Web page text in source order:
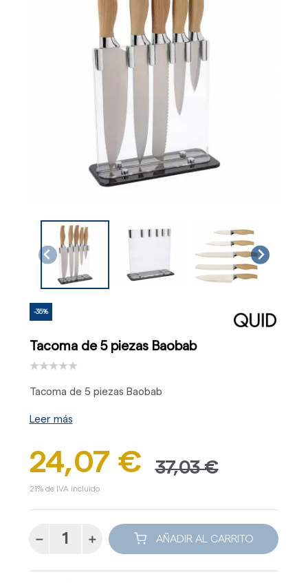
-35%
Tacoma de 5 piezas Baobab
Tacoma de 5 piezas Baobab
Leer más
24,07 € 37,03 €
21% de IVA incluido.
AÑADIR AL CARRITO